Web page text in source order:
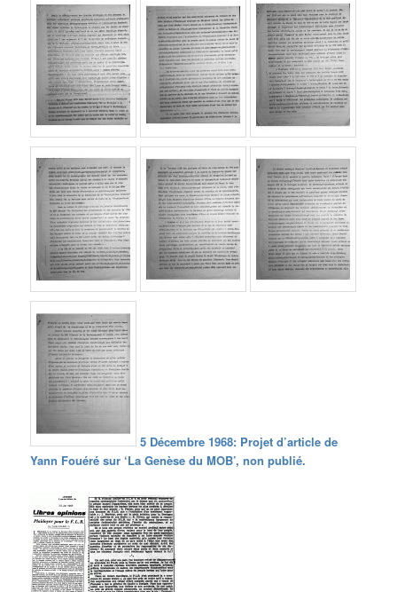
5 Décembre 1968: Projet d’article de
Yann Fouéré sur ‘La Genèse du MOB’, non publié.